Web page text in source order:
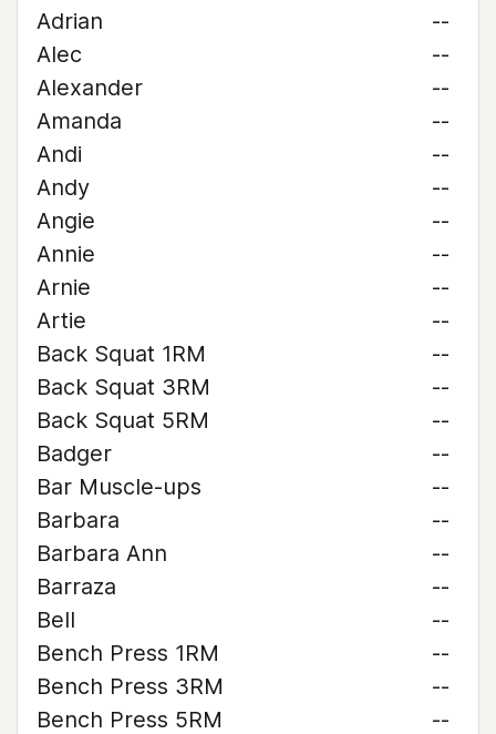
Adrian
--
Alec
--
Alexander
--
Amanda
--
Andi
--
Andy
--
Angie
--
Annie
--
Arnie
--
Artie
--
Back Squat 1RM
--
Back Squat 3RM
--
Back Squat 5RM
--
Badger
--
Bar Muscle-ups
--
Barbara
--
Barbara Ann
--
Barraza
--
Bell
--
Bench Press 1RM
--
Bench Press 3RM
--
Bench Press 5RM
--